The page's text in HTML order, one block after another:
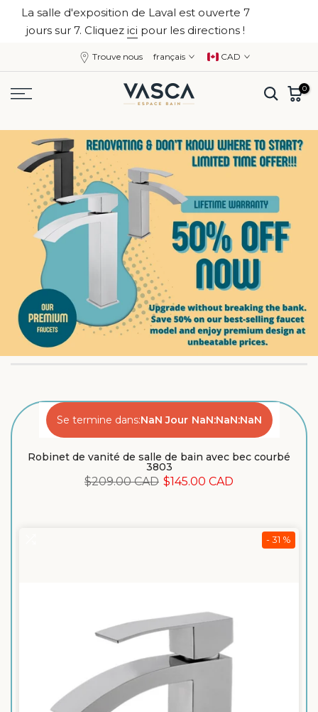
Aller
La salle d'exposition de Laval est ouverte 7
jours sur 7. Cliquez ici pour les directions !
Trouve nous français CAD
0
Se termine dans:NaN Jour NaN:NaN:NaN
Robinet de vanité de salle de bain avec bec courbé
3803
$209.00 CAD $145.00 CAD
- 31 %